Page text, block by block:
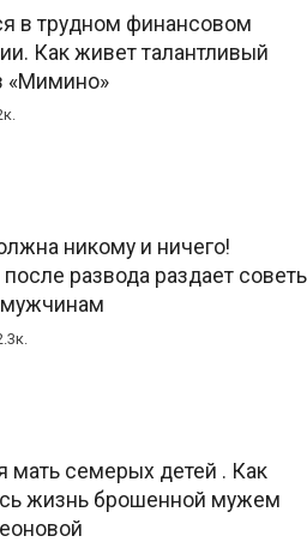
в трудном финансовом
Как живет талантливый
«Мимино»
никому и ничего!
развода раздает
мать семерых детей . Как
жизнь брошенной мужем